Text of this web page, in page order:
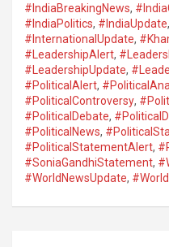
#IndiaBreakingNews,
#IndiaPolitics, #IndiaUpdate,
#InternationalUpdate,
#LeadershipAlert,
#LeadershipUpdate,
#PoliticalAlert,
#PoliticalControversy,
#PoliticalDebate,
#PoliticalNews,
#PoliticalStatementAlert,
#SoniaGandhiStatement,
#WorldNewsUpdate,